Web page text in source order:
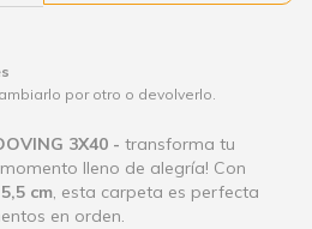
por otro o devolverlo.
3X40 - transforma tu
lleno de alegría! Con
cm, esta carpeta es perfecta
en orden.